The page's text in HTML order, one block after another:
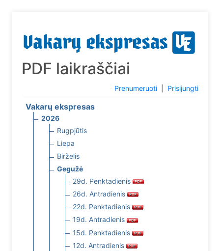
PDF laikraščiai
Prenumeruoti Prisijungti
Vakarų ekspresas
2026
Rugpjūtis
Liepa
Birželis
Gegužė
29d. Penktadienis
26d. Antradienis
22d. Penktadienis
19d. Antradienis
15d. Penktadienis
12d. Antradienis